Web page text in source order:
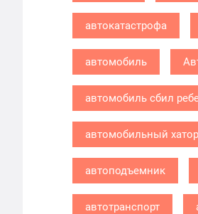
автокатастрофа
автомобиль
автомобиль сбил
автомобильный хатор
автоподъемник
автотранспорт